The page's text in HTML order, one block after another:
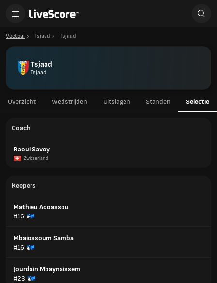
Voetbal Tsjaad Tsjaad
Tsjaad
Tsjaad
Overzicht Wedstrijden Uitslagen Standen Selectie
Coach
Raoul Savoy
Zwitserland
Keepers
Mathieu Adoassou
#16
Mbaiossoum Samba
#16
Jourdain Mbaynaissem
#23